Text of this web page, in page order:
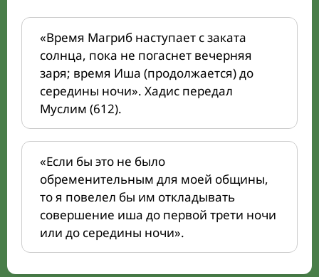
«Время Магриб наступает с заката
солнца, пока не погаснет вечерняя
заря; время Иша (продолжается) до
середины ночи». Хадис передал
Муслим (612).
«Если бы это не было
обременительным для моей общины,
то я повелел бы им откладывать
совершение иша до первой трети ночи
или до середины ночи».